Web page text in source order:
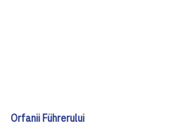
Orfanii Führerului